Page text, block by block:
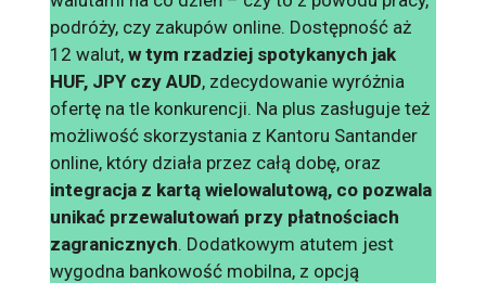
podróży, czy zakupów online. Dostępność aż
12 walut, w tym rzadziej spotykanych jak
HUF, JPY czy AUD, zdecydowanie wyróżnia
ofertę na tle konkurencji. Na plus zasługuje też
możliwość skorzystania z Kantoru Santander
online, który działa przez całą dobę, oraz
integracja z kartą wielowalutową, co pozwala
unikać przewalutowań przy płatnościach
zagranicznych. Dodatkowym atutem jest
wygodna bankowość mobilna, z opcją